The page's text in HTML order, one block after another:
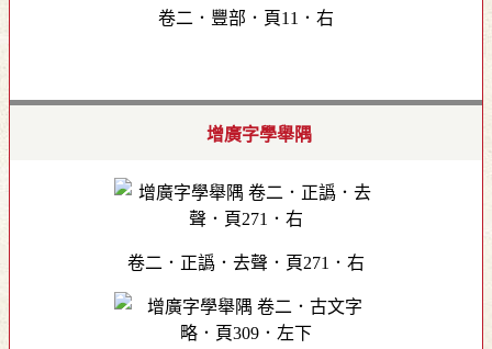
卷二．豐部．頁11．右
增廣字學舉隅
卷二．正譌．去聲．頁271．右